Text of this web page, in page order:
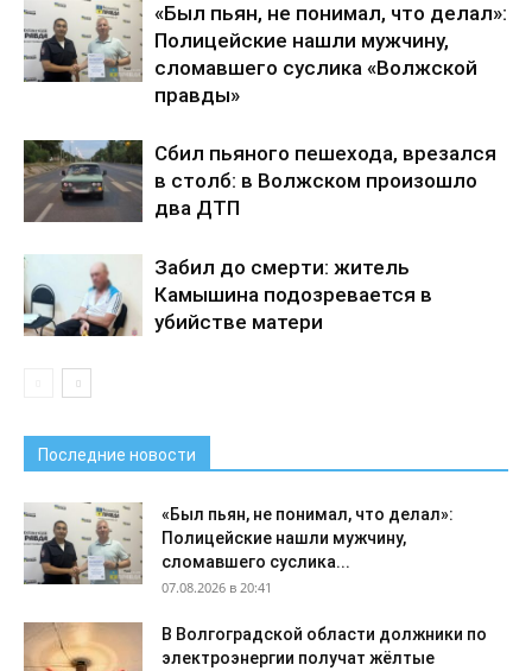
«Был пьян, не понимал, что делал»:
Полицейские нашли мужчину,
сломавшего суслика «Волжской
правды»
Сбил пьяного пешехода, врезался
в столб: в Волжском произошло
два ДТП
Забил до смерти: житель
Камышина подозревается в
убийстве матери
Последние новости
«Был пьян, не понимал, что делал»:
Полицейские нашли мужчину,
сломавшего суслика...
07.08.2026 в 20:41
В Волгоградской области должники по
электроэнергии получат жёлтые